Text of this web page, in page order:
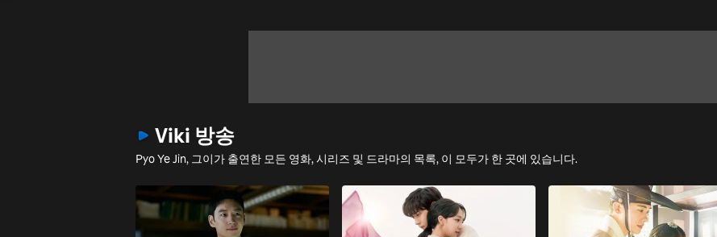
Viki 방송
Pyo Ye Jin, 그이가 출연한 모든 영화, 시리즈 및 드라마의 목록, 이 모두가 한 곳에 있습니다.